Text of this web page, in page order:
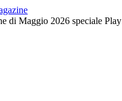
di Maggio 2026 speciale Play